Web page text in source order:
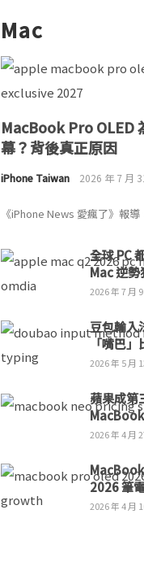
Mac
MacBook Pro OLED
幕？背後真正原因
iPhone Taiwan 2026 年 7 月
《iPhone News 愛瘋了》報
全球 PC
Mac 逆
2026 年 7 月
豆包輸入
「嘴巴
2026 年 5 月
蘋果成第
2026 年 4 月
MacBook
2026 筆
2026 年 4 月